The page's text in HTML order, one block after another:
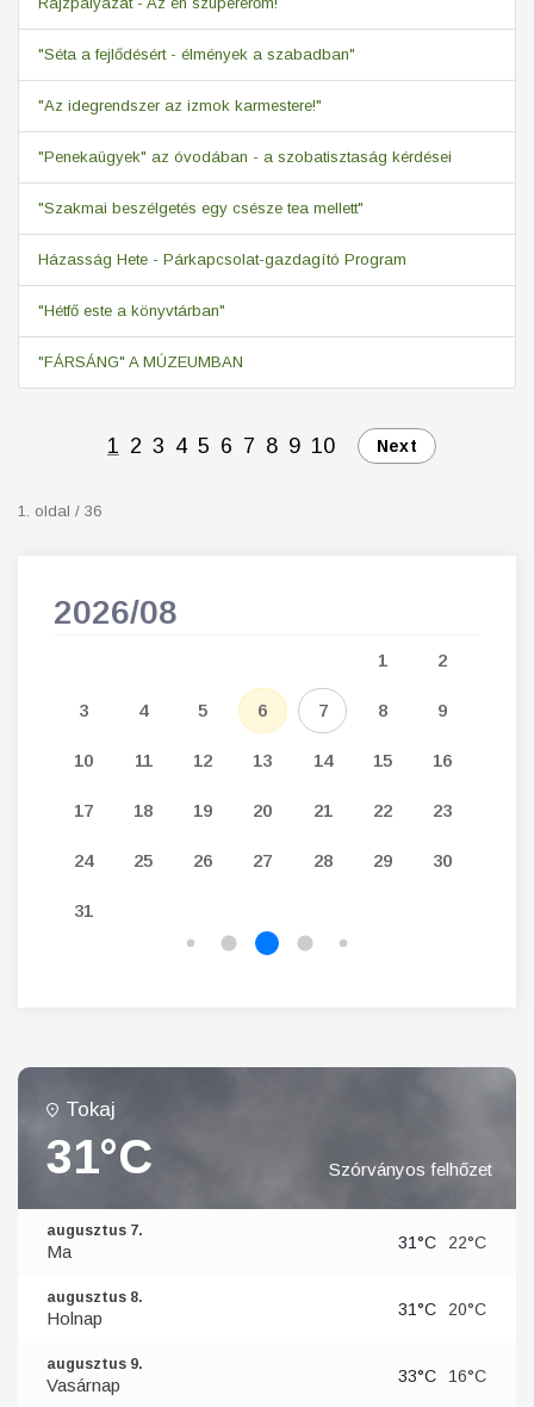
"Séta a fejlődésért - élmények a szabadban"
"Az idegrendszer az izmok karmestere!"
"Penekaügyek" az óvodában - a szobatisztaság kérdései
"Szakmai beszélgetés egy csésze tea mellett"
Házasság Hete - Párkapcsolat-gazdagító Program
"Hétfő este a könyvtárban"
"FÁRSÁNG" A MÚZEUMBAN
1 2 3 4 5 6 7 8 9 10 Next
1. oldal / 36
2026/08
1 2
3 4 5 6 7 8 9
10 11 12 13 14 15 16
17 18 19 20 21 22 23
24 25 26 27 28 29 30
31
Tokaj
31°C Szórványos felhőzet
augusztus 7.
Ma 31°C 22°C
augusztus 8.
Holnap 31°C 20°C
augusztus 9.
Vasárnap 33°C 16°C